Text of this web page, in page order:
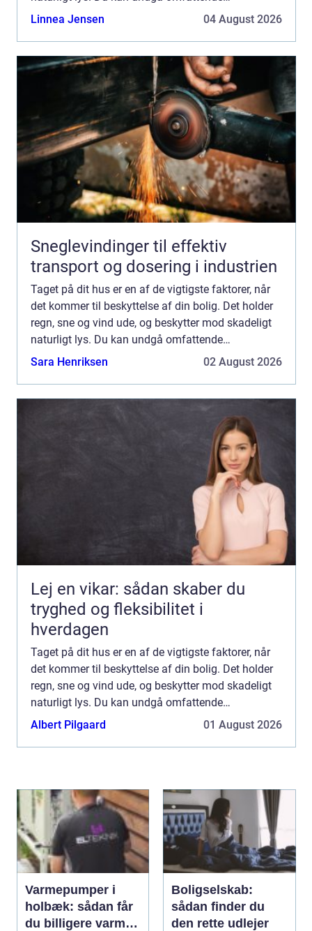
reparationer ved at vedligeholde dit h...
Linnea Jensen 04 August 2026
Sneglevindinger til effektiv
transport og dosering i industrien
Taget på dit hus er en af de vigtigste faktorer, når
det kommer til beskyttelse af din bolig. Det holder
regn, sne og vind ude, og beskytter mod skadeligt
naturligt lys. Du kan undgå omfattende
reparationer ved at vedligeholde dit h...
Sara Henriksen 02 August 2026
Lej en vikar: sådan skaber du
tryghed og fleksibilitet i
hverdagen
Taget på dit hus er en af de vigtigste faktorer, når
det kommer til beskyttelse af din bolig. Det holder
regn, sne og vind ude, og beskytter mod skadeligt
naturligt lys. Du kan undgå omfattende
reparationer ved at vedligeholde dit h...
Albert Pilgaard 01 August 2026
Varmepumper i
holbæk: sådan får
du billigere varme
Boligselskab:
sådan finder du
den rette udlejer